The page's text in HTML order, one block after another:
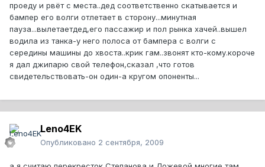
проеду и рвёт с места..дед соответственно скатывается и
бампер его волги отлетает в сторону...минутная
пауза...вылетаетдед,его пассажир и пол рынка хачей..вышел
водила из танка-у него полоса от бампера с волги с
середины машины до хвоста..крик гам..звонят кто-кому.короче
я дал джипарю свой телефон,сказал ,что готов
свидетельствовать-он один-а кругом опоненты...
Leno4EK
Опубликовано 2 сентября, 2009